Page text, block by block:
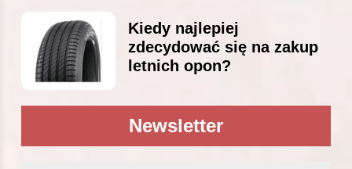
Kiedy najlepiej
zdecydować się na zakup
letnich opon?
Newsletter